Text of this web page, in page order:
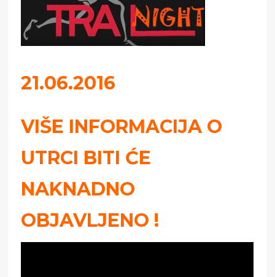
21.06.2016
VIŠE INFORMACIJA O
UTRCI BITI ĆE
NAKNADNO
OBJAVLJENO !